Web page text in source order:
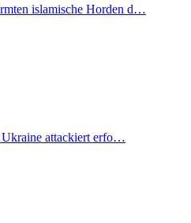
islamische Horden d…
Ukraine attackiert erfo…